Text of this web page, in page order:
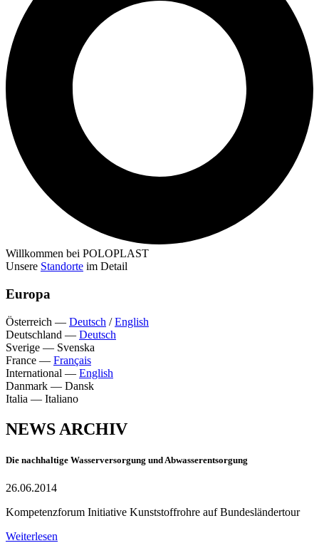
Willkommen bei POLOPLAST
Unsere Standorte im Detail
Europa
Österreich — Deutsch /English
Deutschland — Deutsch
Sverige — Svenska
France — Français
International — English
Danmark — Dansk
Italia — Italiano
NEWS ARCHIV
Die nachhaltige Wasserversorgung und Abwasserentsorgung
26.06.2014
Kompetenzforum Initiative Kunststoffrohre auf Bundesländertour
Weiterlesen